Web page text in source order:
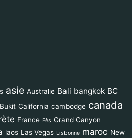
asie Australie Bali bangkok BC
Bukit California cambodge canada
France Fès Grand Canyon
laos Las Vegas Lisbonne maroc New